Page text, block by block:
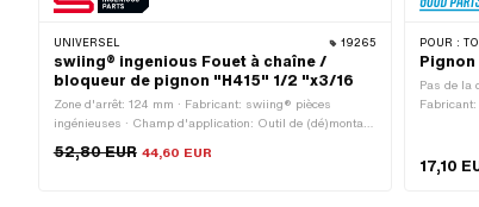
UNIVERSEL 19265
swiing® ingenious Fouet à chaîne /
bloqueur de pignon "H415" 1/2 "x3/16
Zone d'arrêt: 124 mm · Fabricant: swiing® pièces
ingénieuses · Champ d'application: Outil de (dé)montage
galvanisé bleu · Longueur totale: 380 mm
52,80 EUR 44,60 EUR
POUR :
Pignon
Pas de la
intérieur:
17,10